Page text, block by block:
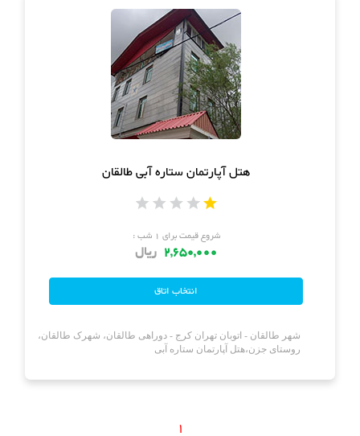
هتل آپارتمان ستاره آبی طالقان
شروع قیمت برای ۱ شب :
2,650,000 ریال
شهر طالقان - اتوبان تهران کرج - دوراهی طالقان، شهرک طالقان،
روستای جزن،هتل آپارتمان ستاره آبی
1